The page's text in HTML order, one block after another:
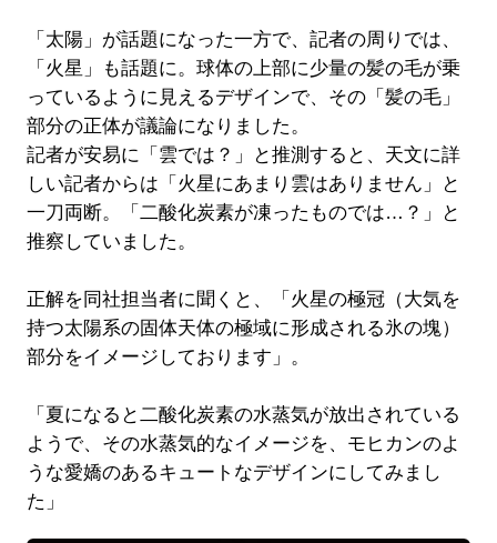
「太陽」が話題になった一方で、記者の周りでは、
「火星」も話題に。球体の上部に少量の髪の毛が乗
っているように見えるデザインで、その「髪の毛」
部分の正体が議論になりました。
記者が安易に「雲では？」と推測すると、天文に詳
しい記者からは「火星にあまり雲はありません」と
一刀両断。「二酸化炭素が凍ったものでは…？」と
推察していました。
正解を同社担当者に聞くと、「火星の極冠（大気を
持つ太陽系の固体天体の極域に形成される氷の塊）
部分をイメージしております」。
「夏になると二酸化炭素の水蒸気が放出されている
ようで、その水蒸気的なイメージを、モヒカンのよ
うな愛嬌のあるキュートなデザインにしてみまし
た」